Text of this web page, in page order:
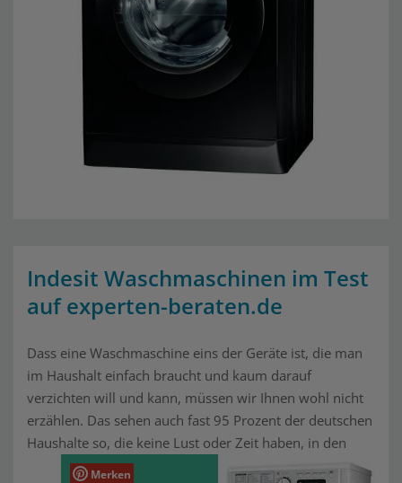
Indesit Waschmaschinen im Test
auf experten-beraten.de
Dass eine Waschmaschine eins der Geräte ist, die man
im Haushalt einfach braucht und kaum darauf
verzichten will und kann, müssen wir Ihnen wohl nicht
erzählen. Das sehen auch fast 95 Prozent der deutschen
Haushalte so, die keine Lust oder Zeit haben, in den
Merken